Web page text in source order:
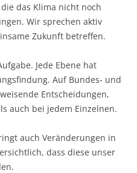
das Klima nicht noch
Wir sprechen aktiv
Zukunft betreffen.
Jede Ebene hat
Auf Bundes- und
Entscheidungen,
auch bei jedem Einzelnen.
auch Veränderungen in
dass diese unser